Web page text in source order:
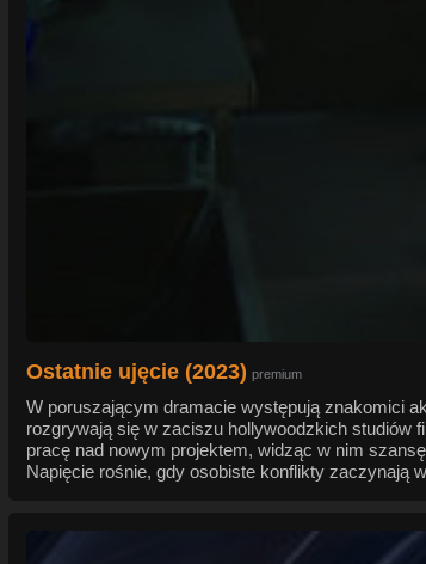
Ostatnie ujęcie (2023) premium
W poruszającym dramacie występują znakomici
rozgrywają się w zaciszu hollywoodzkich studiów
pracę nad nowym projektem, widząc w nim
Napięcie rośnie, gdy osobiste konflikty zaczynają